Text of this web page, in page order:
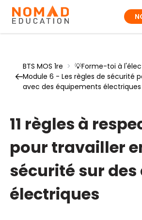
BTS MOS 1re > 💡Forme-toi à
Module 6 - Les règles de sécurité
avec des équipements électriques
11 règles à
pour travailler
sécurité sur
électriques